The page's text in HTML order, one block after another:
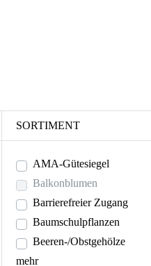
SORTIMENT
AMA-Gütesiegel
Balkonblumen
Barrierefreier Zugang
Baumschulpflanzen
Beeren-/Obstgehölze
mehr